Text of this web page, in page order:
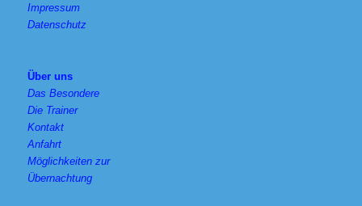
Impressum
Datenschutz
Über uns
Das Besondere
Die Trainer
Kontakt
Anfahrt
Möglichkeiten zur
Übernachtung